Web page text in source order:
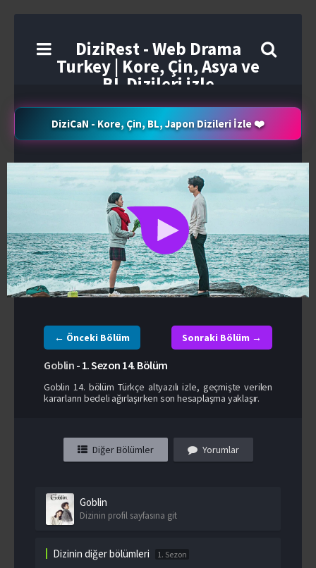
DiziRest - Web Drama
Turkey | Kore, Çin, Asya ve
BL Dizileri izle
DiziCaN - Kore, Çin, BL, Japon Dizileri İzle ❤️
← Önceki Bölüm Sonraki Bölüm →
Goblin - 1. Sezon 14. Bölüm
Goblin 14. bölüm Türkçe altyazılı izle, geçmişte verilen
kararların bedeli ağırlaşırken son hesaplaşma yaklaşır.
Diğer Bölümler Yorumlar
Goblin
Dizinin profil sayfasına git
Dizinin diğer bölümleri 1. Sezon